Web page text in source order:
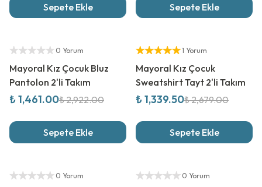
Sepete Ekle Sepete Ekle
Yetkili Satıcı
0 Yorum
Mayoral Kız Çocuk Bluz
Pantolon 2'li Takım
₺ 1,461.00₺ 2,922.00
Sepete Ekle
Yetkili Satıcı
1 Yorum
Mayoral Kız Çocuk
Sweatshirt Tayt 2'li Takım
₺ 1,339.50₺ 2,679.00
Sepete Ekle
Yetkili Satıcı
0 Yorum
Yetkili Satıcı
0 Yorum